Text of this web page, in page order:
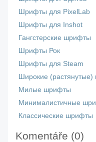
Шрифты для PixelLab
Шрифты для Inshot
Гангстерские шрифты
Шрифты Рок
Шрифты для Steam
Широкие
Милые шрифты
Минималистичные
Классические шрифты
Komentáře (0)